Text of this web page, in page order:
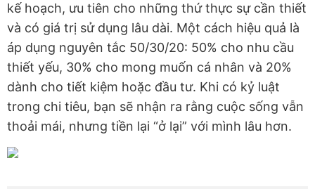
kế hoạch, ưu tiên cho những thứ thực sự cần thiết
và có giá trị sử dụng lâu dài. Một cách hiệu quả là
áp dụng nguyên tắc 50/30/20: 50% cho nhu cầu
thiết yếu, 30% cho mong muốn cá nhân và 20%
dành cho tiết kiệm hoặc đầu tư. Khi có kỷ luật
trong chi tiêu, bạn sẽ nhận ra rằng cuộc sống vẫn
thoải mái, nhưng tiền lại “ở lại” với mình lâu hơn.